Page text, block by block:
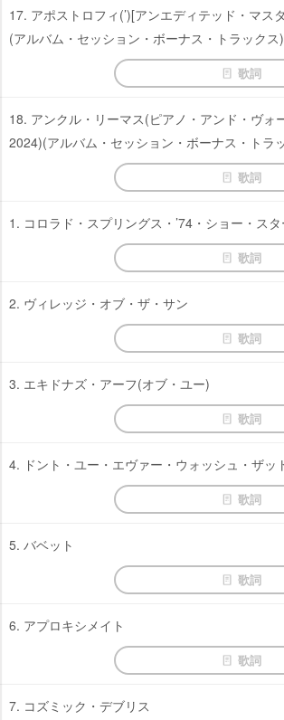
17. アポストロフィ(’)[アンエディテッド・マス
(アルバム・セッション・ボーナス・トラックス)
歌詞
18. アンクル・リーマス(ピアノ・アンド・ヴォ
2024)(アルバム・セッション・ボーナス・トラ
歌詞
1. コロラド・スプリングス・’74・ショー・スタ
歌詞
2. ヴィレッジ・オブ・ザ・サン
歌詞
3. エキドナズ・アーフ(オブ・ユー)
歌詞
4. ドント・ユー・エヴァー・ウォッシュ・ザッ
歌詞
5. バベット
歌詞
6. アプロキシメイト
歌詞
7. コズミック・デブリス